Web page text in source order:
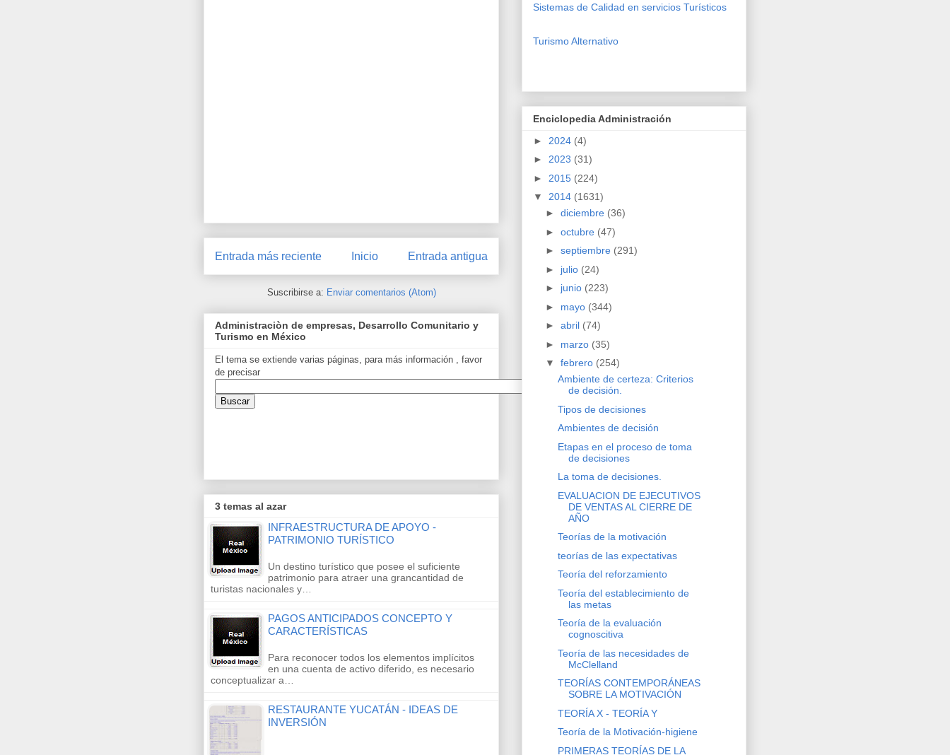
Entrada más reciente Entrada antigua
Inicio
Suscribirse a: Enviar comentarios (Atom)
Administraciòn de empresas, Desarrollo Comunitario y
Turismo en México
El tema se extiende varias páginas, para más información , favor
de precisar
3 temas al azar
INFRAESTRUCTURA DE APOYO -
PATRIMONIO TURÍSTICO
Un destino turístico que posee el suficiente
patrimonio para atraer una grancantidad de
turistas nacionales y…
PAGOS ANTICIPADOS CONCEPTO Y
CARACTERÍSTICAS
Para reconocer todos los elementos implícitos
en una cuenta de activo diferido, es necesario
conceptualizar a…
RESTAURANTE YUCATÁN - IDEAS DE
INVERSIÓN
Sistemas de Calidad en servicios Turísticos
Turismo Alternativo
Enciclopedia Administración
► 2024 (4)
► 2023 (31)
► 2015 (224)
▼ 2014 (1631)
► diciembre (36)
► octubre (47)
► septiembre (291)
► julio (24)
► junio (223)
► mayo (344)
► abril (74)
► marzo (35)
▼ febrero (254)
Ambiente de certeza: Criterios
de decisión.
Tipos de decisiones
Ambientes de decisión
Etapas en el proceso de toma
de decisiones
La toma de decisiones.
EVALUACION DE EJECUTIVOS
DE VENTAS AL CIERRE DE
AÑO
Teorías de la motivación
teorías de las expectativas
Teoría del reforzamiento
Teoría del establecimiento de
las metas
Teoría de la evaluación
cognoscitiva
Teoría de las necesidades de
McClelland
TEORÍAS CONTEMPORÁNEAS
SOBRE LA MOTIVACIÓN
TEORÍA X - TEORÍA Y
Teoría de la Motivación-higiene
PRIMERAS TEORÍAS DE LA